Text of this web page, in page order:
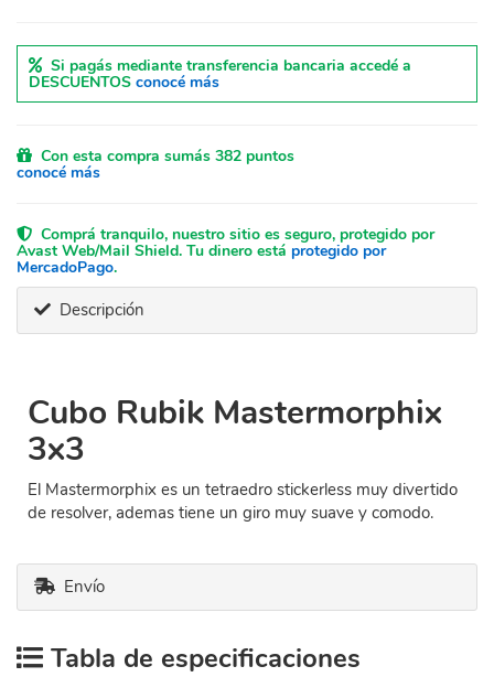
Si pagás mediante transferencia bancaria accedé a
DESCUENTOS conocé más
Con esta compra sumás 382 puntos
conocé más
Comprá tranquilo, nuestro sitio es seguro, protegido por
Avast Web/Mail Shield. Tu dinero está protegido por
MercadoPago.
Descripción
Cubo Rubik Mastermorphix
3x3
El Mastermorphix es un tetraedro stickerless muy divertido
de resolver, ademas tiene un giro muy suave y comodo.
Envío
Tabla de especificaciones